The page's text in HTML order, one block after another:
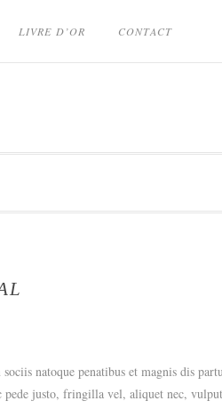
LIVRE D’OR CONTACT
natoque penatibus et magnis dis
justo, fringilla vel, aliquet nec,